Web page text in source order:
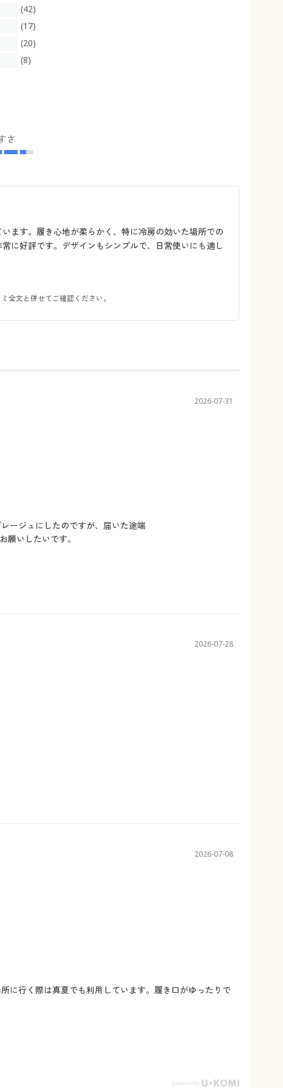
(42)
(17)
(20)
(8)
さ
ます。履き心地が柔らかく、特に冷房の効いた場所での
に好評です。デザインもシンプルで、日常使いにも適し
全文と併せてご確認ください。
2026-07-31
ージュにしたのですが、届いた途端
いしたいです。
2026-07-28
2026-07-08
に行く際は真夏でも利用しています。履き口がゆったりで